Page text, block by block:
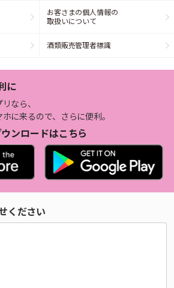
お客さまの個人情報の
取扱いについて
酒類販売管理者標識
に
なら、
に来るので、さらに便利。
ンロードはこちら
ください